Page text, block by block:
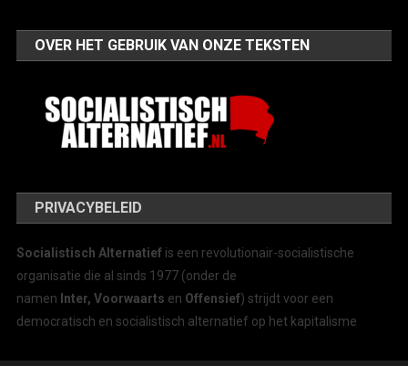
OVER HET GEBRUIK VAN ONZE TEKSTEN
PRIVACYBELEID
Socialistisch Alternatief is een revolutionair-socialistische
organisatie die al sinds 1977 (onder de
namen Inter, Voorwaarts en Offensief) strijdt voor een
democratisch en socialistisch alternatief op het kapitalisme